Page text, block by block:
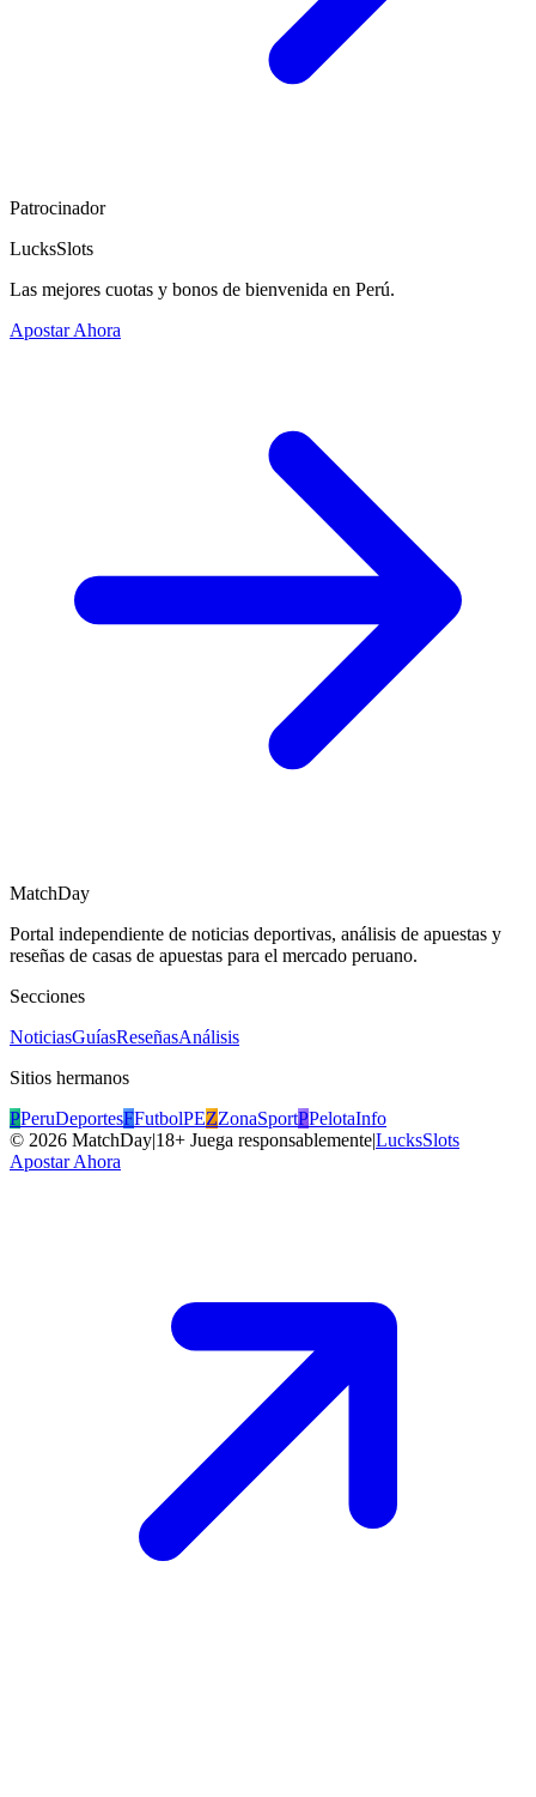
Patrocinador
LucksSlots
Las mejores cuotas y bonos de bienvenida en Perú.
Apostar Ahora
MatchDay
Portal independiente de noticias deportivas, análisis de apuestas y
reseñas de casas de apuestas para el mercado peruano.
Secciones
NoticiasGuíasReseñasAnálisis
Sitios hermanos
PPeruDeportesFFutbolPEZZonaSportPPelotaInfo
© 2026 MatchDay|18+ Juega responsablemente|LucksSlots
Apostar Ahora